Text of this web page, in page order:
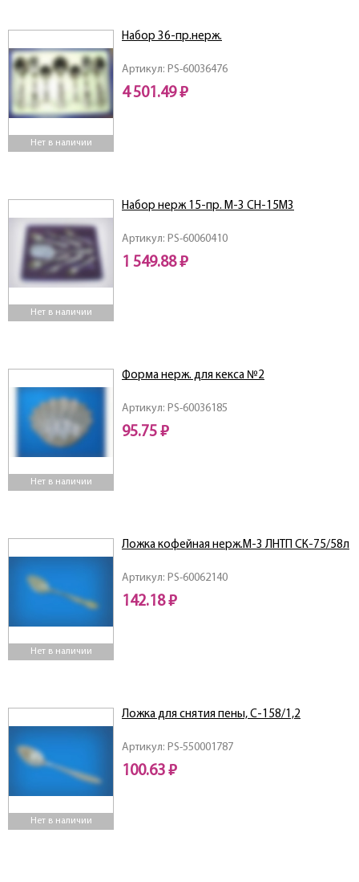
Нет в наличии
Артикул: PS-60036476
Набор 36-пр.нерж.
4 501.49 ₽
Нет в наличии
Артикул: PS-60060410
Набор нерж 15-пр. М-3 СН-15М3
1 549.88 ₽
Нет в наличии
Артикул: PS-60036185
Форма нерж. для кекса №2
95.75 ₽
Нет в наличии
Артикул: PS-60062140
Ложка кофейная нерж.М-3 ЛНТП СК-75/58л
142.18 ₽
Нет в наличии
Артикул: PS-550001787
Ложка для снятия пены, С-158/1,2
100.63 ₽